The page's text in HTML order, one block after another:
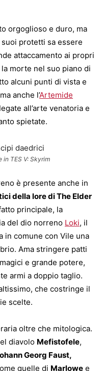
orgoglioso e duro, ma
protetti sa essere
attaccamento ai propri
morte nel suo piano di
alcuni punti di vista e
anche l’Artemide
all’arte venatoria e
spietate.
in TES V: Skyrim
è presente anche in
della lore di The Elder
principale, la
del dio norreno Loki, il
in comune con Vile una
Ama stringere patti
e grande potere,
armi a doppio taglio.
che costringe il
scelte.
oltre che mitologica.
diavolo Mefistofele,
Georg Faust,
quelle di Marlowe e